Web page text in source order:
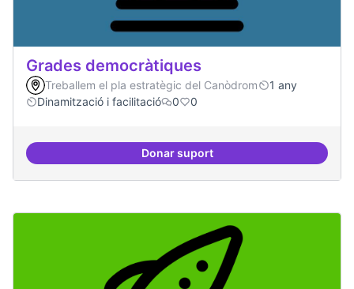
Grades democràtiques
Treballem el pla estratègic del Canòdrom
1 any
Dinamització i facilitació
0 0
Donar suportGrades democràtiques